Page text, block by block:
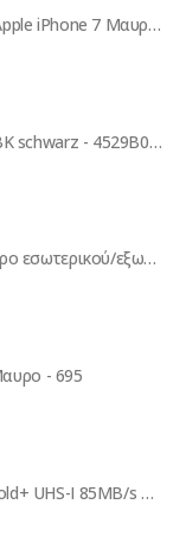
Καλυμμα Μπαταριας Για Apple iPhone 7 Μαυρο Γυαλιστερο (Jet Black) Grade A
Tintenpatrone PGI-525PGBK schwarz - 4529B001
FIESTA ψηφιακό θερμόμετρο εσωτερικού/εξωτερικού χώρου μαύρο FSTT04B ( 43047 )
- 695
SDHC 8GB EMTEC CL10 Gold+ UHS-I 85MB/s Blister